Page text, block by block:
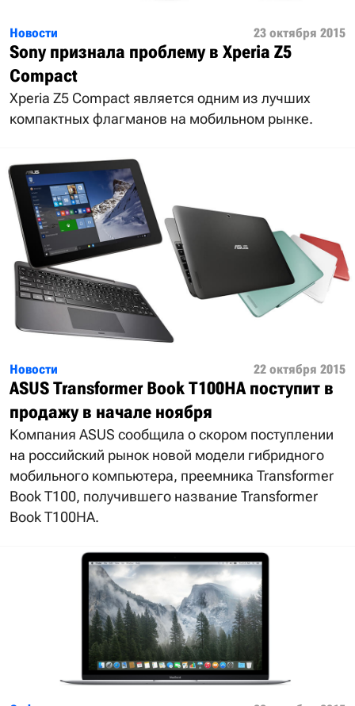
Новости 23 октября 2015
Sony признала проблему в Xperia Z5
Compact
Xperia Z5 Compact является одним из лучших
компактных флагманов на мобильном рынке.
Новости 22 октября 2015
ASUS Transformer Book T100HA поступит в
продажу в начале ноября
Компания ASUS сообщила о скором поступлении
на российский рынок новой модели гибридного
мобильного компьютера, преемника Transformer
Book T100, получившего название Transformer
Book T100HA.